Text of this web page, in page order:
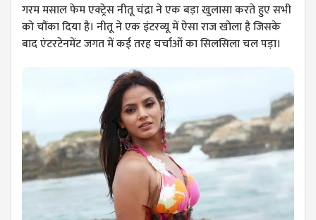
गरम मसाल फेम एक्ट्रेस नीतू चंद्रा ने एक बड़ा खुलासा करते हुए सभी
को चौंका दिया है। नीतू ने एक इंटरव्यू में ऐसा राज खोला है जिसके
बाद एंटरटेनमेंट जगत में कई तरह चर्चाओं का सिलसिला चल पड़ा।